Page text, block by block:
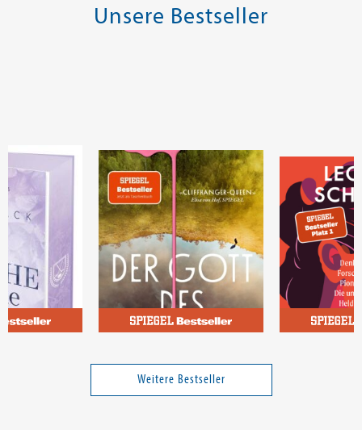
Unsere Bestseller
Der Gott des Waldes
Weitere Bestseller